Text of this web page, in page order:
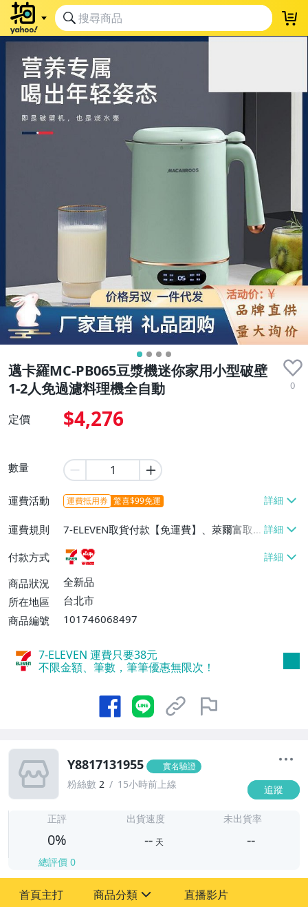
邁卡羅MC-PB065豆漿機迷你家用小型破壁
1-2人免過濾料理機全自動
0
定價 $4,276
數量
運費活動 運費抵用券 驚喜$99免運
運費規則
7-ELEVEN取貨付款【免運費】、萊爾富取
貨付款【免運費】
付款方式
商品狀況
全新品
所在地區
台北市
商品編號
101746068497
7-ELEVEN 運費只要38元
不限金額、筆數，筆筆優惠無限次！
Y8817131955 實名驗證
粉絲數 2 15小時前上線 追蹤
正評
0%
總評價 0
出貨速度
-- 天
未出貨率
--
首頁主打 商品分類 直播影片